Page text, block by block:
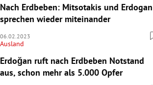
Nach Erdbeben: Mitsotakis und Erdogan
sprechen wieder miteinander
06.02.2023
Ausland
Erdoğan ruft nach Erdbeben Notstand
aus, schon mehr als 5.000 Opfer